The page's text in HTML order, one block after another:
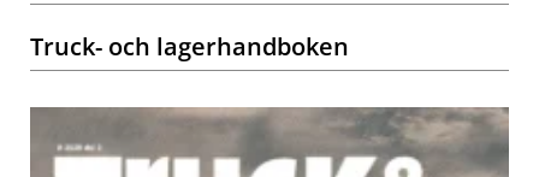
Truck- och lagerhandboken